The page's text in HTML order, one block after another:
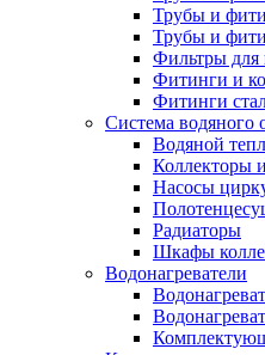
Трубы и
Трубы и
Фильтры для
Фитинги и
Фитинги
Система водяного
Водяной
Коллекторы
Насосы
Радиаторы
Шкафы
Водонагреватели